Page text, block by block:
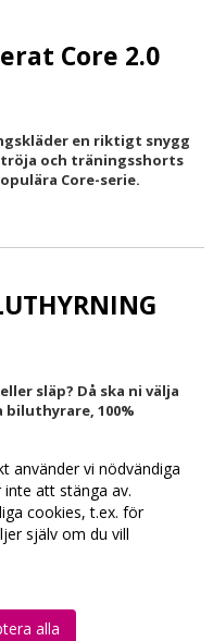
Core 2.0
en riktigt snygg
och träningsshorts
Core-serie.
släp? Då ska ni välja
biluthyrare, 100%
använder vi nödvändiga
att stänga av.
cookies, t.ex. för
själv om du vill
alla